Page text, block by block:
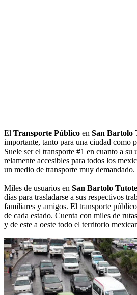
El Transporte Público en San Bartolo
importante, tanto para una ciudad como
Suele ser el transporte #1 en cuanto a
relamente accesibles para todos los
un medio de transporte muy demandado.
Miles de usuarios en San Bartolo
días para trasladarse a sus respectivos
familiares y amigos. El transporte
de cada estado. Cuenta con miles de
y de este a oeste todo el territorio